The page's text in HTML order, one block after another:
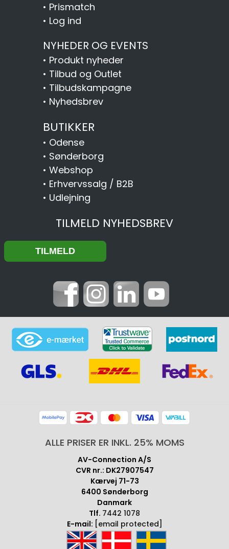
• Prismatch
• Log ind
NYHEDER OG EVENTS
• Produkt nyheder
• Tilbud og Outlet
• Tilbudskampagne
• Nyhedsbrev
BUTIKKER
• Odense
• Sønderborg
• Webshop
• Erhvervssalg / B2B
• Udlejning
TILMELD NYHEDSBREV
ALLE PRISER ER INKL. 25% MOMS
AV-Connection A/S
CVR nr.: DK27907547
Kærvej 71-73
6400 Sønderborg
Danmark
Tlf. 7442 1078
E-mail: [email protected]